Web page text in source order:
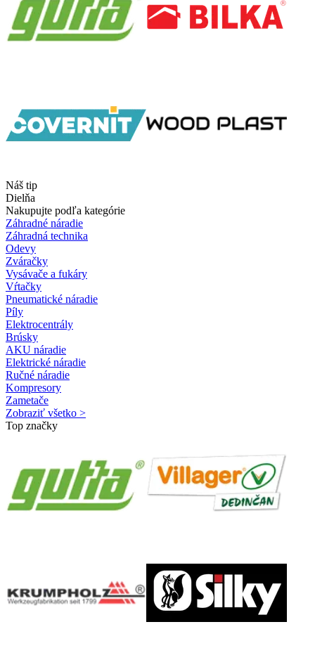
Náš tip
Dielňa
Nakupujte podľa kategórie
Záhradné náradie
Záhradná technika
Odevy
Zváračky
Vysávače a fukáry
Vŕtačky
Pneumatické náradie
Píly
Elektrocentrály
Brúsky
AKU náradie
Elektrické náradie
Ručné náradie
Kompresory
Zametače
Zobraziť všetko >
Top značky